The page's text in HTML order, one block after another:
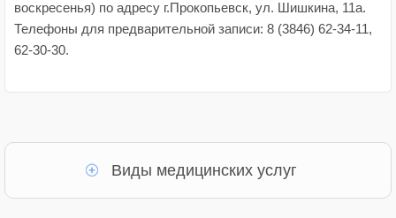
воскресенья) по адресу г.Прокопьевск, ул. Шишкина, 11а.
Телефоны для предварительной записи: 8 (3846) 62-34-11,
62-30-30.
Виды медицинских услуг